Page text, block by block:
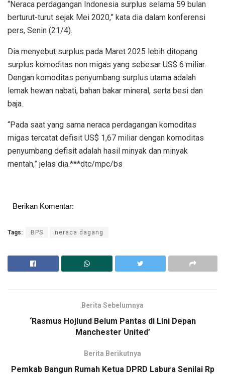
“Neraca perdagangan Indonesia surplus selama 59 bulan
berturut-turut sejak Mei 2020,” kata dia dalam konferensi
pers, Senin (21/4).
Dia menyebut surplus pada Maret 2025 lebih ditopang
surplus komoditas non migas yang sebesar US$ 6 miliar.
Dengan komoditas penyumbang surplus utama adalah
lemak hewan nabati, bahan bakar mineral, serta besi dan
baja.
“Pada saat yang sama neraca perdagangan komoditas
migas tercatat defisit US$ 1,67 miliar dengan komoditas
penyumbang defisit adalah hasil minyak dan minyak
mentah,” jelas dia.***dtc/mpc/bs
Berikan Komentar:
Tags: BPS neraca dagang
Berita Sebelumnya
‘Rasmus Hojlund Belum Pantas di Lini Depan
Manchester United’
Berita Berikutnya
Pemkab Bangun Rumah Ketua DPRD Labura Senilai Rp